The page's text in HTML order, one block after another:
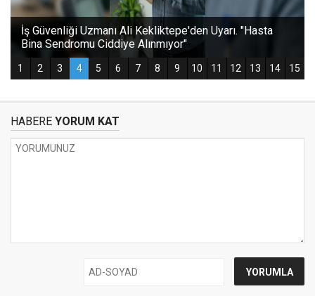
HABERE YORUM KAT